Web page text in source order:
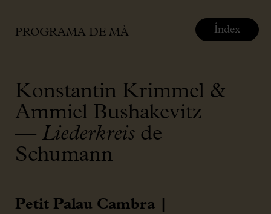
PROGRAMA DE MÀ
Konstantin Krimmel &
Ammiel Bushakevitz
— Liederkreis de
Schumann
Petit Palau Cambra |
Índex